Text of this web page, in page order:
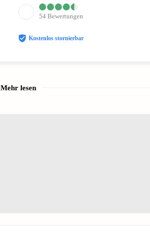
54 Bewertungen
Kostenlos stornierbar
Mehr lesen